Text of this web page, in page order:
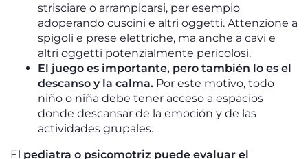
strisciare o arrampicarsi, per esempio
adoperando cuscini e altri oggetti. Attenzione a
spigoli e prese elettriche, ma anche a cavi e
altri oggetti potenzialmente pericolosi.
El juego es importante, pero también lo es el
descanso y la calma. Por este motivo, todo
niño o niña debe tener acceso a espacios
donde descansar de la emoción y de las
actividades grupales.
El pediatra o psicomotriz puede evaluar el